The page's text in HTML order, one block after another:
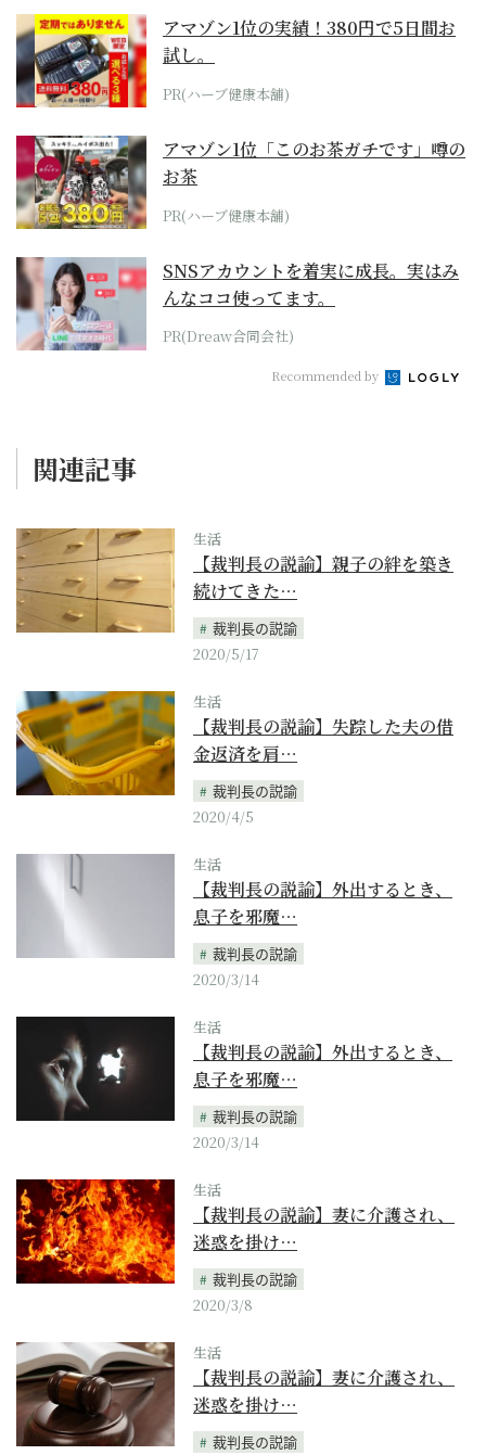
アマゾン1位の実績！380円で5日間お
試し。
PR(ハーブ健康本舗)
アマゾン1位「このお茶ガチです」噂の
お茶
PR(ハーブ健康本舗)
SNSアカウントを着実に成長。実はみ
んなココ使ってます。
PR(Dreaw合同会社)
Recommended by
関連記事
生活
【裁判長の説諭】親子の絆を築き
続けてきた…
裁判長の説諭
2020/5/17
生活
【裁判長の説諭】失踪した夫の借
金返済を肩…
裁判長の説諭
2020/4/5
生活
【裁判長の説諭】外出するとき、
息子を邪魔…
裁判長の説諭
2020/3/14
生活
【裁判長の説諭】外出するとき、
息子を邪魔…
裁判長の説諭
2020/3/14
生活
【裁判長の説諭】妻に介護され、
迷惑を掛け…
裁判長の説諭
2020/3/8
生活
【裁判長の説諭】妻に介護され、
迷惑を掛け…
裁判長の説諭